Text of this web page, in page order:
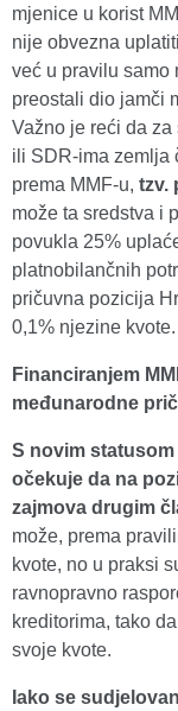
mjenice u korist
nije obvezna
već u pravilu samo
preostali dio jamči
Važno je reći da
ili SDR-ima zemlja
prema MMF-u, tzv.
može ta sredstva i
povukla 25%
platnobilančnih
pričuvna pozicija
0,1% njezine kvote.
Financiranjem
međunarodne
S novim
očekuje da na
zajmova drugim
može, prema
kvote, no u praksi
ravnopravno
kreditorima, tako
svoje kvote.
Iako se